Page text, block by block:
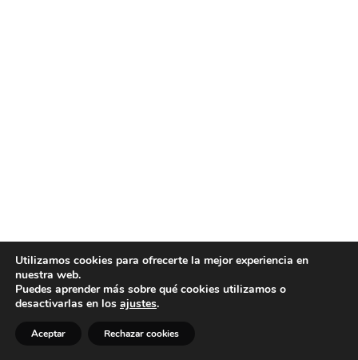
Utilizamos cookies para ofrecerte la mejor experiencia en
nuestra web.
Puedes aprender más sobre qué cookies utilizamos o
desactivarlas en los ajustes.
Aceptar Rechazar cookies